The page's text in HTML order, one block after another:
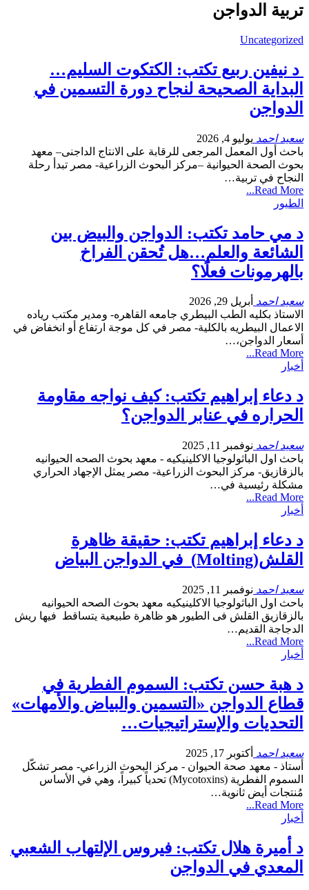
تربية الدواجن
Uncategorized
د نيفين ربيع تكتب: الكتكوت السليم…
البداية الصحيحة لنجاح دورة التسمين في
الدواجن
سعيد احمد يوليو 4, 2026
باحث أول المعمل المرجعى للرقابة على الانتاج الداجنى– معهد
بحوث الصحة الحيوانية –مركز البحوث الزراعية- مصر تبدأ رحلة
النجاح في تربية…
Read More...
الطيور
د مي حامد تكتب: الدواجن والبيض بين
الشائعة والعلم…هل تُحقن الفراخ
بالهرمونات فعلًا؟
سعيد احمد أبريل 29, 2026
الاستاذ بكليه الطب البيطري جامعه القاهره- ومدير مكتب رياده
الاعمال البيطريه بالكلية- مصر في كل موجة ارتفاع أو انخفاض في
أسعار الدواجن،…
Read More...
أخبار
د دعاء إبراهيم تكتب: كيف نواجه مقاومة
الحراره في عنابر الدواجن؟
سعيد احمد نوفمبر 11, 2025
باحث اول الباثولوجيا الاكلينيكيه - معهد بحوث الصحه الحيوانيه
بالزقازيق- مركز البحوث الزراعية- مصر يمثل الإجهاد الحراري
مشكلة رئيسية في…
Read More...
أخبار
د دعاء إبراهيم تكتب: حقيقة ظاهرة
القلش(Molting) في الدواجن البياض
سعيد احمد نوفمبر 11, 2025
باحث اول الباثولوجيا الاكلينيكيه معهد بحوث الصحه الحيوانيه
بالزقازيق القلش فى الطيور هو ظاهرة طبيعية يتساقط فيها ريش
الدجاجة القديم…
Read More...
أخبار
د هبة حسن تكتب: السموم الفطرية في
قطاع الدواجن «التسمين والبياض والأمهات»
التحديات والإستراتيجيات…
سعيد احمد أكتوبر 17, 2025
أستاذ - معهد صحة الحيوان - مركز البحوث الزراعي- مصر تشكّل
السموم الفطرية (Mycotoxins) تحدياً كبيراً، وهي في الأساس
مُنتجات أيض ثانوية…
Read More...
أخبار
د أميرة هلال تكتب: فيروس الإلتهاب الشعبي
المعدي في الدواجن